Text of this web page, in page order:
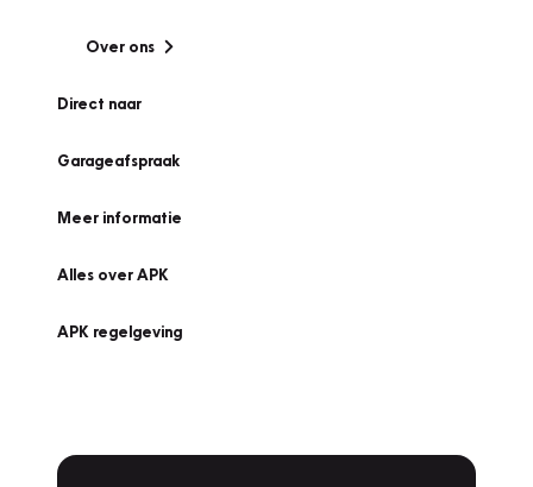
Over ons
Direct naar
Garageafspraak
Meer informatie
Alles over APK
APK regelgeving